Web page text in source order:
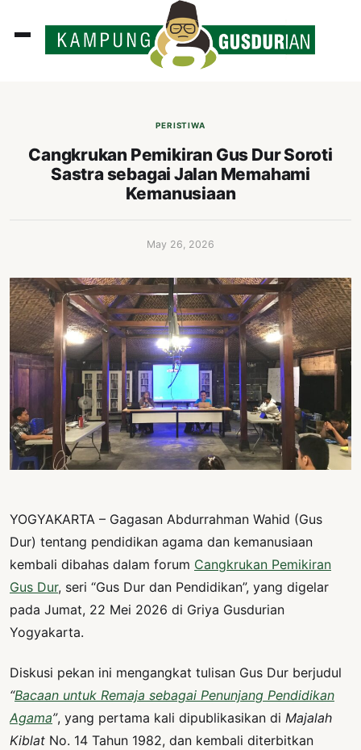
PERISTIWA
Cangkrukan Pemikiran Gus Dur Soroti
Sastra sebagai Jalan Memahami
Kemanusiaan
May 26, 2026
YOGYAKARTA – Gagasan Abdurrahman Wahid (Gus
Dur) tentang pendidikan agama dan kemanusiaan
kembali dibahas dalam forum Cangkrukan Pemikiran
Gus Dur, seri “Gus Dur dan Pendidikan”, yang digelar
pada Jumat, 22 Mei 2026 di Griya Gusdurian
Yogyakarta.
Diskusi pekan ini mengangkat tulisan Gus Dur berjudul
“Bacaan untuk Remaja sebagai Penunjang Pendidikan
Agama”, yang pertama kali dipublikasikan di Majalah
Kiblat No. 14 Tahun 1982, dan kembali diterbitkan